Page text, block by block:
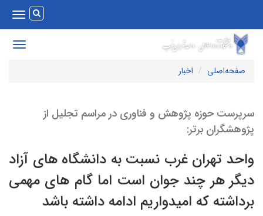
Toggle
Toggle
صفحه‌اصلی
اخبار
حوزه پژوهش و فناوری در مراسم تجلیل از
برتر:
تهران غرب نسبت به دانشگاه های آزاد
هر چند جوان است اما گام های مهمی
که امیدواریم ادامه داشته باشد